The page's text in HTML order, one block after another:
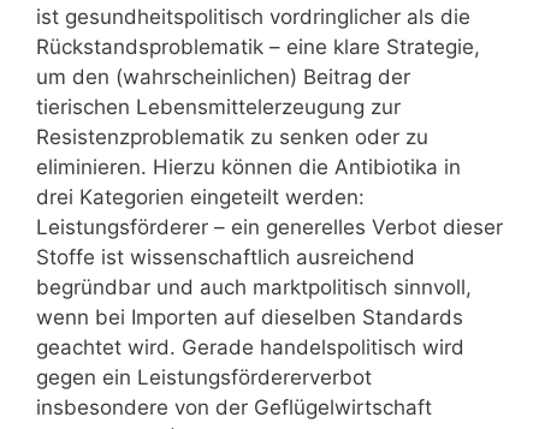
ist gesundheitspolitisch vordringlicher als die
Rückstandsproblematik – eine klare Strategie,
um den (wahrscheinlichen) Beitrag der
tierischen Lebensmittelerzeugung zur
Resistenzproblematik zu senken oder zu
eliminieren. Hierzu können die Antibiotika in
drei Kategorien eingeteilt werden:
Leistungsförderer – ein generelles Verbot dieser
Stoffe ist wissenschaftlich ausreichend
begründbar und auch marktpolitisch sinnvoll,
wenn bei Importen auf dieselben Standards
geachtet wird. Gerade handelspolitisch wird
gegen ein Leistungsfördererverbot
insbesondere von der Geflügelwirtschaft